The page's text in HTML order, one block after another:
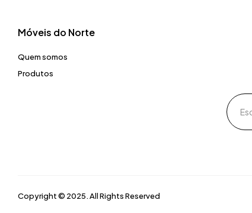
Móveis do Norte​
Quem somos
Produtos
Copyright © 2025. All Rights Reserved